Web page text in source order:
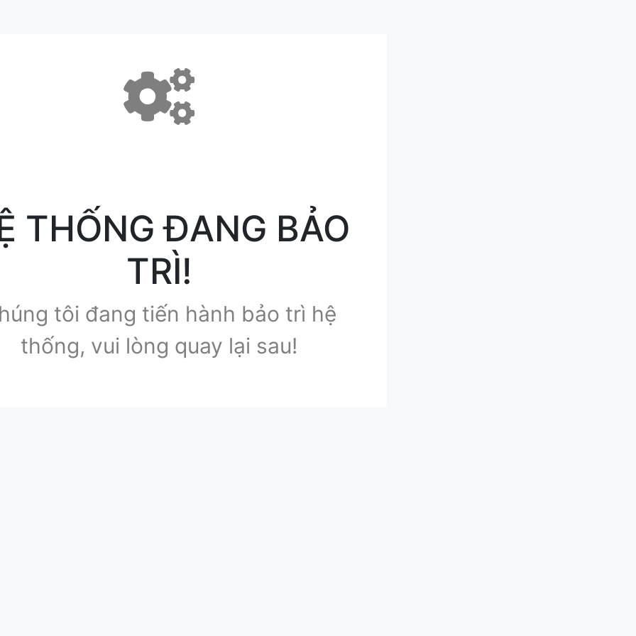
THỐNG ĐANG BẢO
TRÌ!
tôi đang tiến hành bảo trì hệ
thống, vui lòng quay lại sau!